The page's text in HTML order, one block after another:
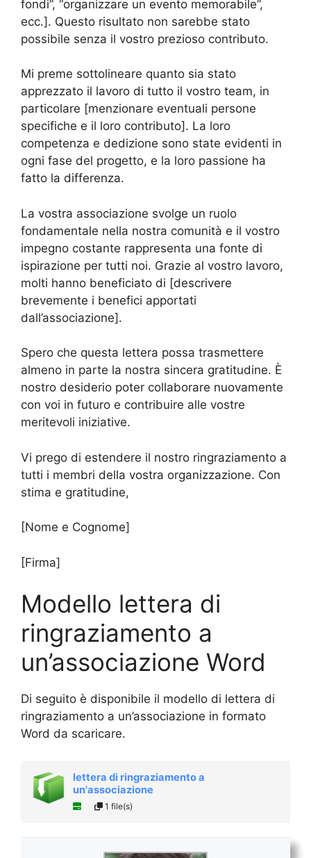
fondi”, “organizzare un evento memorabile”,
ecc.]. Questo risultato non sarebbe stato
possibile senza il vostro prezioso contributo.
Mi preme sottolineare quanto sia stato
apprezzato il lavoro di tutto il vostro team, in
particolare [menzionare eventuali persone
specifiche e il loro contributo]. La loro
competenza e dedizione sono state evidenti in
ogni fase del progetto, e la loro passione ha
fatto la differenza.
La vostra associazione svolge un ruolo
fondamentale nella nostra comunità e il vostro
impegno costante rappresenta una fonte di
ispirazione per tutti noi. Grazie al vostro lavoro,
molti hanno beneficiato di [descrivere
brevemente i benefici apportati
dall’associazione].
Spero che questa lettera possa trasmettere
almeno in parte la nostra sincera gratitudine. È
nostro desiderio poter collaborare nuovamente
con voi in futuro e contribuire alle vostre
meritevoli iniziative.
Vi prego di estendere il nostro ringraziamento a
tutti i membri della vostra organizzazione. Con
stima e gratitudine,
[Nome e Cognome]
[Firma]
Modello lettera di
ringraziamento a
un’associazione Word
Di seguito è disponibile il modello di lettera di
ringraziamento a un’associazione in formato
Word da scaricare.
lettera di ringraziamento a
un'associazione
1 file(s)